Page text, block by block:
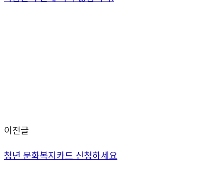
이전글
청년 문화복지카드 신청하세요